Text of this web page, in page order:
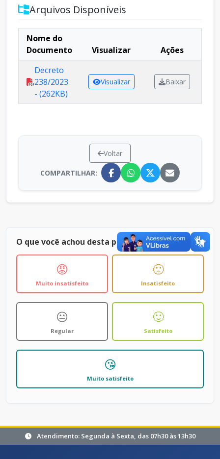
Arquivos Disponíveis
Nome do
Documento
Visualizar
Ações
Decreto
238/2023
- (262KB)
Visualizar Baixar
Voltar
COMPARTILHAR:
O que você achou desta página ?
😡
Muito insatisfeito
🙁
Insatisfeito
😐
Regular
🙂
Satisfeito
😘
Muito satisfeito
Atendimento: Segunda à Sexta, das 07h30 às 13h30